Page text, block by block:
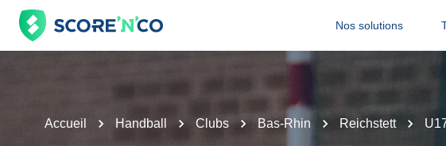
Nos solutions
Accueil Handball Clubs Bas-Rhin Reichstett